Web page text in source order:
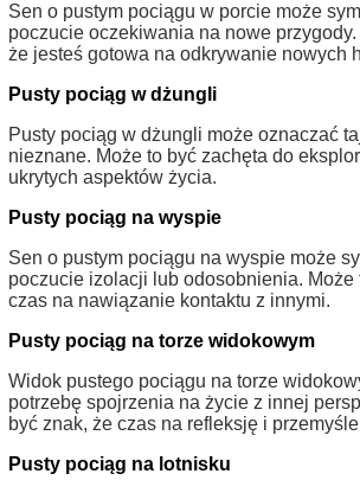
Sen o pustym pociągu w porcie może
poczucie oczekiwania na nowe
że jesteś gotowa na odkrywanie nowych
Pusty pociąg w dżungli
Pusty pociąg w dżungli może oznaczać
nieznane. Może to być zachęta do
ukrytych aspektów życia.
Pusty pociąg na wyspie
Sen o pustym pociągu na wyspie może
poczucie izolacji lub odosobnienia. Może
czas na nawiązanie kontaktu z innymi.
Pusty pociąg na torze widokowym
Widok pustego pociągu na torze
potrzebę spojrzenia na życie z innej
być znak, że czas na refleksję i
Pusty pociąg na lotnisku